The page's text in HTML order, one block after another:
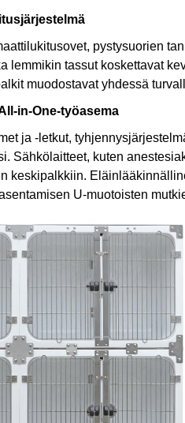
pystysuorien
lemmikin tassut koskettavat
muodostavat yhdessä
in-One-työasema
ja -letkut,
Sähkölaitteet, kuten
keskipalkkiin.
U-muotoisten